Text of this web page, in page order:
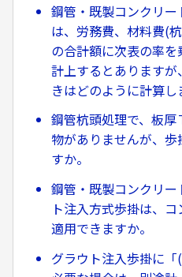
鋼管・既製コンクリ
は、労務費、材料費(
の合計額に次表の率
計上するとあります
きはどのように計算し
鋼管杭頭処理で、板
物がありませんが、
すか。
鋼管・既製コンクリ
ト注入方式歩掛は、
適用できますか。
グラウト注入歩掛に